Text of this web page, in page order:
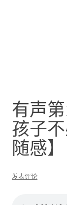
有声
孩子
随感】
发表评论